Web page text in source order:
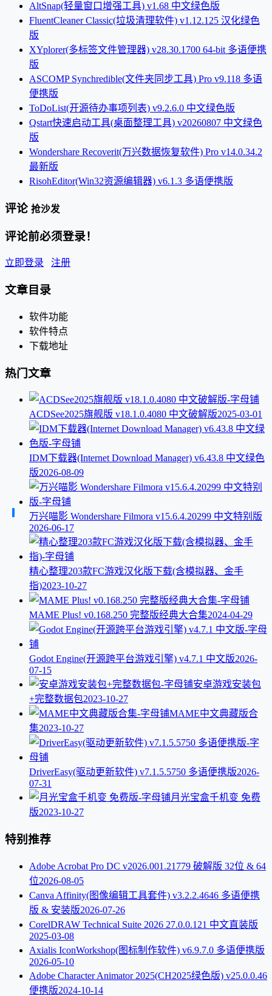
AltSnap(轻量窗口增强工具) v1.68 中文绿色版
FluentCleaner Classic(垃圾清理软件) v1.12.125 汉化绿色
版
XYplorer(多标签文件管理器) v28.30.1700 64-bit 多语便携
版
ASCOMP Synchredible(文件夹同步工具) Pro v9.118 多语
便携版
ToDoList(开源待办事项列表) v9.2.6.0 中文绿色版
Qstart快速启动工具(桌面整理工具) v20260807 中文绿色
版
Wondershare Recoverit(万兴数据恢复软件) Pro v14.0.34.2
最新版
RisohEditor(Win32资源编辑器) v6.1.3 多语便携版
评论 抢沙发
评论前必须登录！
立即登录 注册
文章目录
软件功能
软件特点
下载地址
热门文章
ACDSee2025旗舰版 v18.1.0.4080 中文破解版2025-03-01
IDM下载器(Internet Download Manager) v6.43.8 中文绿色
版2026-08-09
万兴喵影 Wondershare Filmora v15.6.4.20299 中文特别版
2026-06-17
精心整理203款FC游戏汉化版下载(含模拟器、金手
指)2023-10-27
MAME Plus! v0.168.250 完整版经典大合集2024-04-29
Godot Engine(开源跨平台游戏引擎) v4.7.1 中文版2026-
07-15
安卓游戏安装包
+完整数据包2023-10-27
MAME中文典藏版合
集2023-10-27
DriverEasy(驱动更新软件) v7.1.5.5750 多语便携版2026-
07-31
月光宝盒千机变 免费
版2023-10-27
特别推荐
Adobe Acrobat Pro DC v2026.001.21779 破解版 32位 & 64
位2026-08-05
Canva Affinity(图像编辑工具套件) v3.2.2.4646 多语便携
版 & 安装版2026-07-26
CorelDRAW Technical Suite 2026 27.0.0.121 中文直装版
2025-03-08
Axialis IconWorkshop(图标制作软件) v6.9.7.0 多语便携版
2026-05-10
Adobe Character Animator 2025(CH2025绿色版) v25.0.0.46
便携版2024-10-14